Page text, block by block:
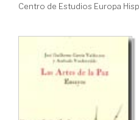
Centro de Estudios Europa